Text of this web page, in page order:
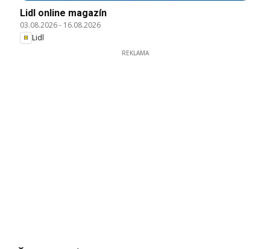
Lidl online magazín
03.08.2026- 16.08.2026
Lidl
REKLAMA